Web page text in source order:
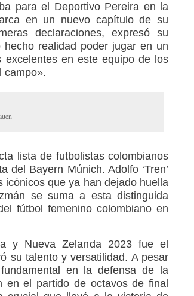
para el Deportivo Pereira en la
en un nuevo capítulo de su
declaraciones, expresó su
realidad poder jugar en un
excelentes en este equipo de los
campo».
lista de futbolistas colombianos
Bayern Múnich. Adolfo ‘Tren’
que ya han dejado huella
se suma a esta distinguida
fútbol femenino colombiano en
y Nueva Zelanda 2023 fue el
su talento y versatilidad. A pesar
en la defensa de la
en el partido de octavos de final